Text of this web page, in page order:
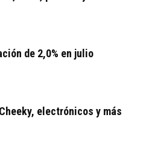
de 2,0% en julio
electrónicos y más